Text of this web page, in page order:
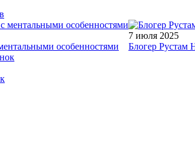
особенностями
7 июля 2025
Блогер Рустам